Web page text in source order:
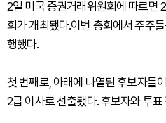
2일 미국 증권거래위원회에 따르면
회가 개최됐다.이번 총회에서 주주
행했다.
첫 번째로, 아래에 나열된 후보자들
2급 이사로 선출됐다. 후보자와 투